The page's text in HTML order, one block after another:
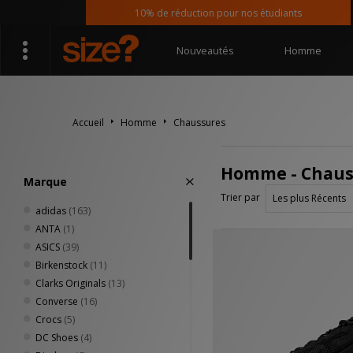
10% de réduction pour nos étudiants
Nouveautés Homme
Accueil Homme Chaussures
Marque
adidas (163)
ANTA (1)
ASICS (39)
Birkenstock (11)
Clarks Originals (13)
Converse (16)
Crocs (5)
DC Shoes (4)
Homme -
Trier par